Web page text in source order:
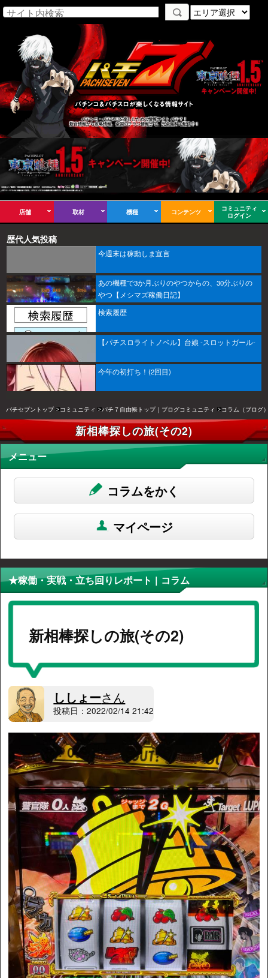
パチンコ・パチスロを楽しむための情報サイト パチ７！
新台情報から攻略情報、全国のチラシ情報まで、完全無料で配信中！
店舗 取材 機種 コンテンツ
コミュニティ
ログイン
歴代人気投稿
今週末は稼動しま宣言
あの機種で3か月ぶりのやつからの、30分ぶりの
やつ【メシマズ稼働日記】
検索履歴
【パチスロライトノベル】台娘 -スロットガール-
今年の初打ち！(2回目)
パチセブントップ コミュニティ パチ７自由帳トップ｜ブログコミュニティ コラム（ブログ
新相棒探しの旅(その2)
メニュー
コラムをかく
マイページ
★稼働・実戦・立ち回りレポート | コラム
新相棒探しの旅(その2)
ししょーさん
投稿日：2022/02/14 21:42